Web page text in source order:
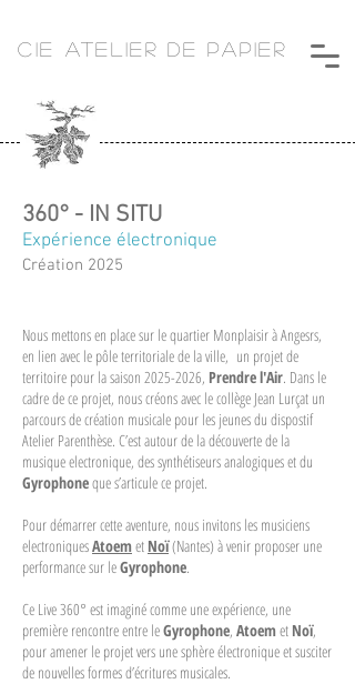
CIE ATELIER DE PAPIER
360° - IN SITU
Expérience électronique
Création 2025
Nous mettons en place sur le quartier Monplaisir à Angesrs,
en lien avec le pôle territoriale de la ville, un projet de
territoire pour la saison 2025-2026, Prendre l'Air. Dans le
cadre de ce projet, nous créons avec le collège Jean Lurçat un
parcours de création musicale pour les jeunes du dispostif
Atelier Parenthèse. C’est autour de la découverte de la
musique electronique, des synthétiseurs analogiques et du
Gyrophoneque s’articule ce projet.
Pour démarrer cette aventure, nous invitons les musiciens
electroniquesAtoemet Noï(Nantes) à venir proposer une
performance sur leGyrophone.
Ce Live 360° est imaginé comme une expérience, une
première rencontre entre leGyrophone, Atoemet Noï,
pour amener le projet vers une sphère électronique et susciter
de nouvelles formes d’écritures musicales.